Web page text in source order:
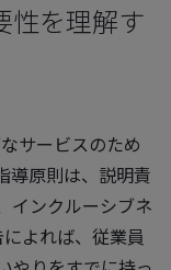
性を理解す
サービスのため
導原則は、説明責
インクルーシブネ
よれば、従業員